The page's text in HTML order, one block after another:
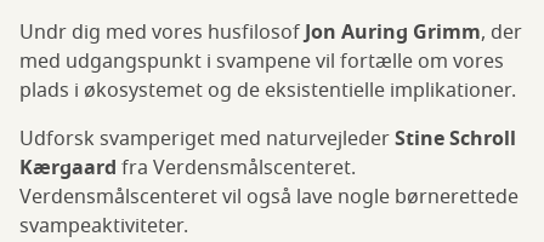
Undr dig med vores husfilosofJon Auring Grimm, der
med udgangspunkt i svampene vil fortælle om vores
plads i økosystemet og de eksistentielle implikationer.
Udforsk svamperiget med naturvejlederStine Schroll
Kærgaard fra Verdensmålscenteret.
Verdensmålscenteret vil også lave nogle børnerettede
svampeaktiviteter.